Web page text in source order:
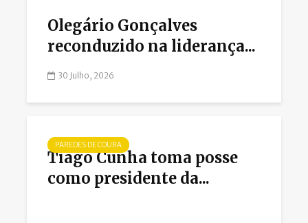
Olegário Gonçalves
reconduzido na liderança...
30 Julho, 2026
PAREDES DE COURA
Tiago Cunha toma posse
como presidente da...